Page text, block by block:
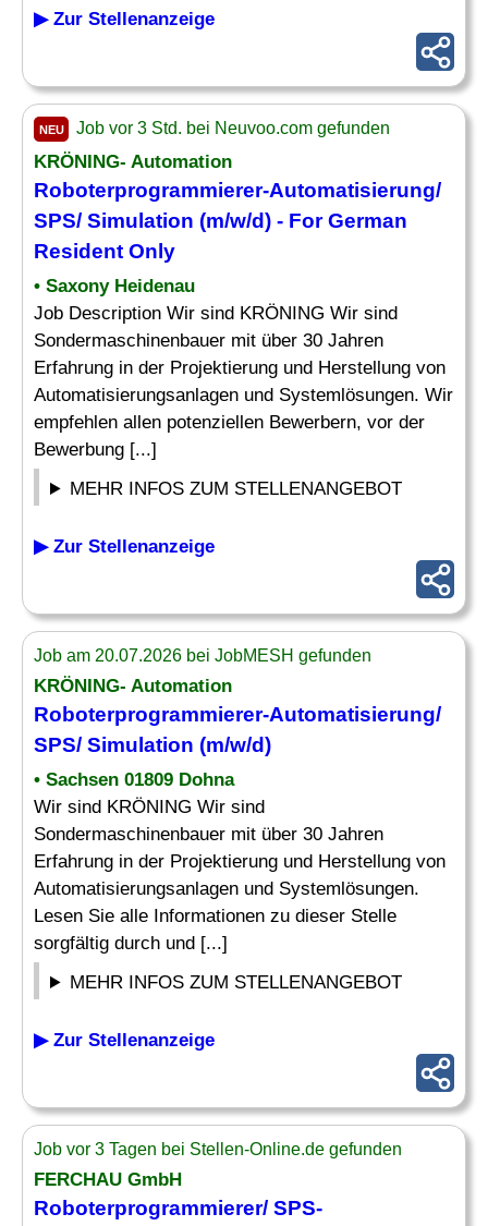
▶ Zur Stellenanzeige
NEU Job vor 3 Std. bei Neuvoo.com gefunden
KRÖNING- Automation
Roboterprogrammierer-Automatisierung/
SPS/ Simulation (m/w/d) - For German
Resident Only
• Saxony Heidenau
Job Description Wir sind KRÖNING Wir sind
Sondermaschinenbauer mit über 30 Jahren
Erfahrung in der Projektierung und Herstellung von
Automatisierungsanlagen und Systemlösungen. Wir
empfehlen allen potenziellen Bewerbern, vor der
Bewerbung [...]
MEHR INFOS ZUM STELLENANGEBOT
▶ Zur Stellenanzeige
Job am 20.07.2026 bei JobMESH gefunden
KRÖNING- Automation
Roboterprogrammierer-Automatisierung/
SPS/ Simulation (m/w/d)
• Sachsen 01809 Dohna
Wir sind KRÖNING Wir sind
Sondermaschinenbauer mit über 30 Jahren
Erfahrung in der Projektierung und Herstellung von
Automatisierungsanlagen und Systemlösungen.
Lesen Sie alle Informationen zu dieser Stelle
sorgfältig durch und [...]
MEHR INFOS ZUM STELLENANGEBOT
▶ Zur Stellenanzeige
Job vor 3 Tagen bei Stellen-Online.de gefunden
FERCHAU GmbH
Roboterprogrammierer/ SPS-